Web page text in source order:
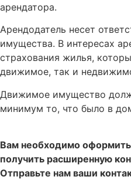
арендатора.
Арендодатель несет
имущества. В интересах
страхования жилья,
движимое, так и
Движимое имущество
минимум то, что было в
Вам необходимо оформить
получить расширенную
Отправьте нам ваши